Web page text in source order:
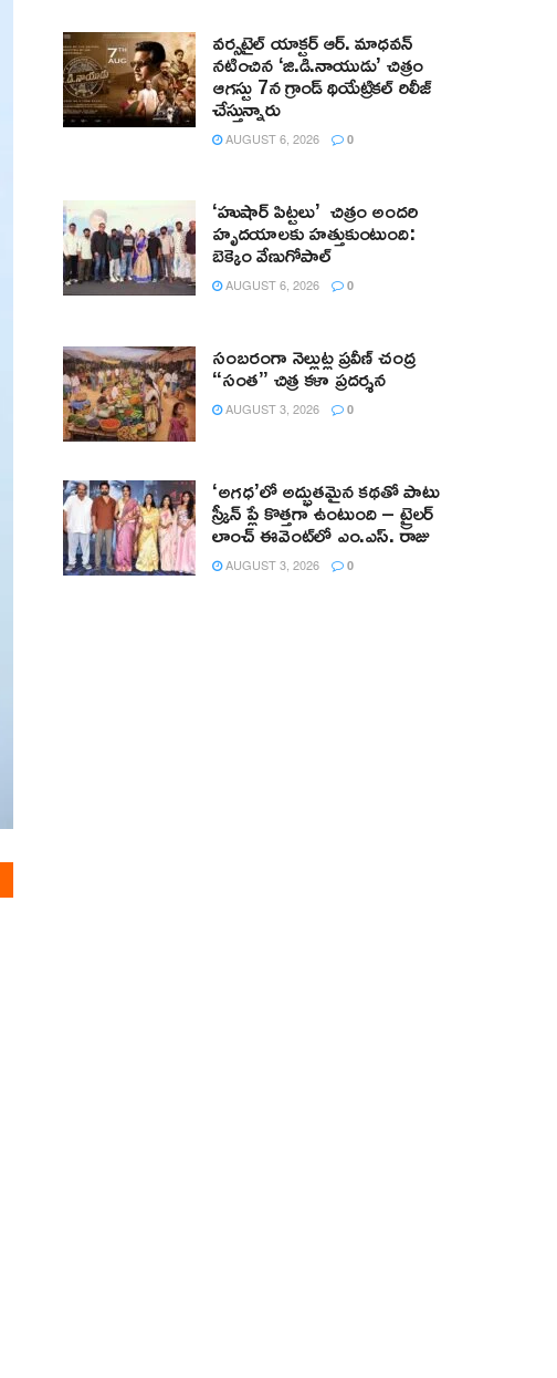
వర్సటైల్ యాక్టర్ ఆర్‌. మాధవన్‌
నటించిన ‘జి.డి.నాయుడు’ చిత్రం
ఆగస్టు 7న గ్రాండ్ థియేట్రికల్ రిలీజ్
చేస్తున్నారు
AUGUST 6, 2026 0
‘హుషార్‌ పిట్టలు’ చిత్రం అందరి
హృదయాలకు హత్తుకుంటుంది:
బెక్కెం వేణుగోపాల్‌
AUGUST 6, 2026 0
సంబరంగా నెల్లుట్ల ప్రవీణ్ చంద్ర
“సంత” చిత్ర కళా ప్రదర్శన
AUGUST 3, 2026 0
‘అగధ’లో అద్భుతమైన కథతో పాటు
స్క్రీన్ ప్లే కొత్తగా ఉంటుంది – ట్రైలర్
లాంచ్ ఈవెంట్‌లో ఎం.ఎస్. రాజు
AUGUST 3, 2026 0